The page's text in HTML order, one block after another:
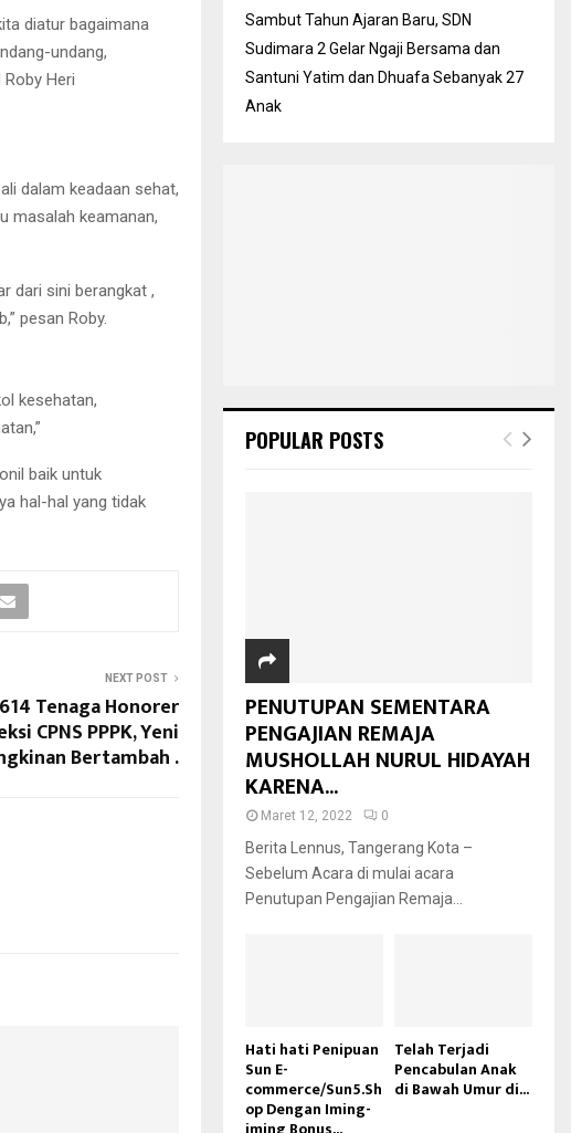
diatur bagaimana
undang,
Heri
dalam keadaan sehat,
masalah keamanan,
dari sini berangkat ,
pesan Roby.
kesehatan,
baik untuk
hal-hal yang tidak
NEXT POST
Tenaga Honorer
CPNS PPPK, Yeni
Bertambah .
Sambut Tahun Ajaran Baru, SDN
Sudimara 2 Gelar Ngaji Bersama dan
Santuni Yatim dan Dhuafa Sebanyak 27
Anak
POPULAR POSTS
PENUTUPAN SEMENTARA
PENGAJIAN REMAJA
MUSHOLLAH NURUL HIDAYAH
KARENA...
Maret 12, 2022 0
Berita Lennus, Tangerang Kota –
Sebelum Acara di mulai acara
Penutupan Pengajian Remaja...
Hati hati Penipuan
Sun E-
commerce/Sun5.Sh
op Dengan Iming-
Telah Terjadi
Pencabulan Anak
di Bawah Umur di...